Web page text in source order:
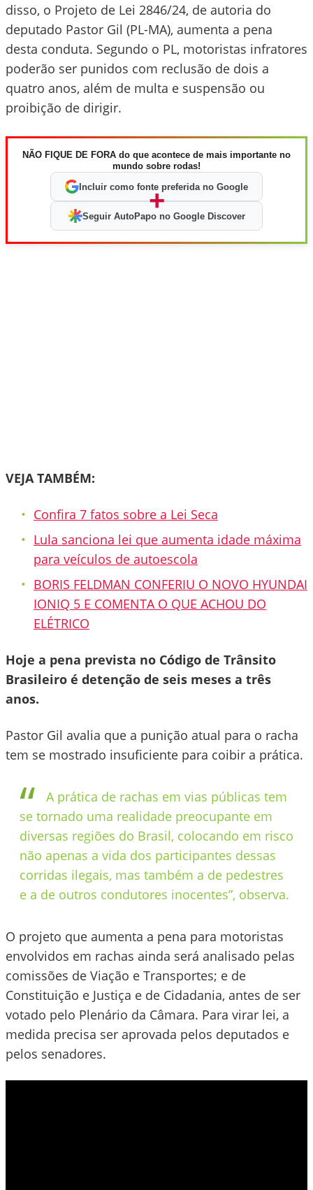
disso, o Projeto de Lei 2846/24, de autoria do
deputado Pastor Gil (PL-MA), aumenta a pena
desta conduta. Segundo o PL, motoristas infratores
poderão ser punidos com reclusão de dois a
quatro anos, além de multa e suspensão ou
proibição de dirigir.
NÃO FIQUE DE FORA do que acontece de mais importante no
mundo sobre rodas!
Incluir como fonte preferida no Google
+
Seguir AutoPapo no Google Discover
VEJA TAMBÉM:
Confira 7 fatos sobre a Lei Seca
Lula sanciona lei que aumenta idade máxima
para veículos de autoescola
BORIS FELDMAN CONFERIU O NOVO HYUNDAI
IONIQ 5 E COMENTA O QUE ACHOU DO
ELÉTRICO
Hoje a pena prevista no Código de Trânsito
Brasileiro é detenção de seis meses a três
anos.
Pastor Gil avalia que a punição atual para o racha
tem se mostrado insuficiente para coibir a prática.
A prática de rachas em vias públicas tem
se tornado uma realidade preocupante em
diversas regiões do Brasil, colocando em risco
não apenas a vida dos participantes dessas
corridas ilegais, mas também a de pedestres
e a de outros condutores inocentes”, observa.
O projeto que aumenta a pena para motoristas
envolvidos em rachas ainda será analisado pelas
comissões de Viação e Transportes; e de
Constituição e Justiça e de Cidadania, antes de ser
votado pelo Plenário da Câmara. Para virar lei, a
medida precisa ser aprovada pelos deputados e
pelos senadores.